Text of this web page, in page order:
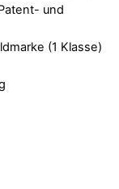
und
(1 Klasse)